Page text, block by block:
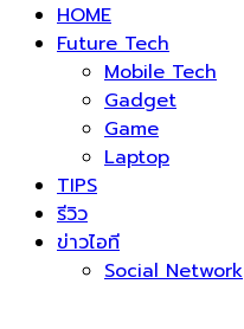
HOME
Future Tech
Mobile Tech
Gadget
Game
Laptop
TIPS
รีวิว
ข่าวไอที
Social Network